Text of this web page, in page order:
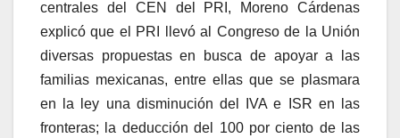
centrales del CEN del PRI, Moreno Cárdenas
explicó que el PRI llevó al Congreso de la Unión
diversas propuestas en busca de apoyar a las
familias mexicanas, entre ellas que se plasmara
en la ley una disminución del IVA e ISR en las
fronteras; la deducción del 100 por ciento de las